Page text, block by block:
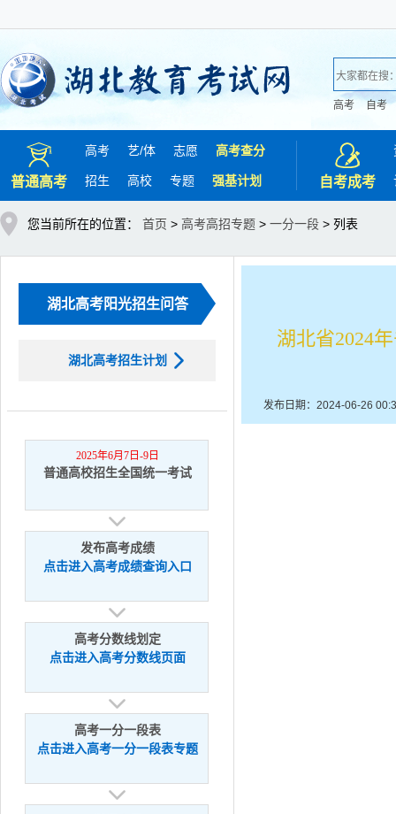
高考 自考
普通高考
高考 艺/体 志愿 高考查分
招生 高校 专题 强基计划 自考成考
您当前所在的位置： 首页 > 高考高招专题 > 一分一段 > 列表
湖北高考阳光招生问答
湖北高考招生计划
2025年6月7日-9日
普通高校招生全国统一考试
发布高考成绩
点击进入高考成绩查询入口
高考分数线划定
点击进入高考分数线页面
高考一分一段表
点击进入高考一分一段表专题
湖北省2024
发布日期：2024-06-26